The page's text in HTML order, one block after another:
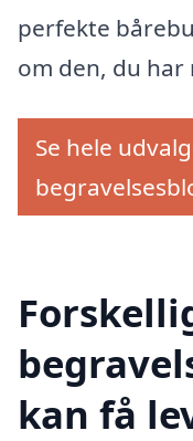
perfekte
om den, du har
Se hele
kan få